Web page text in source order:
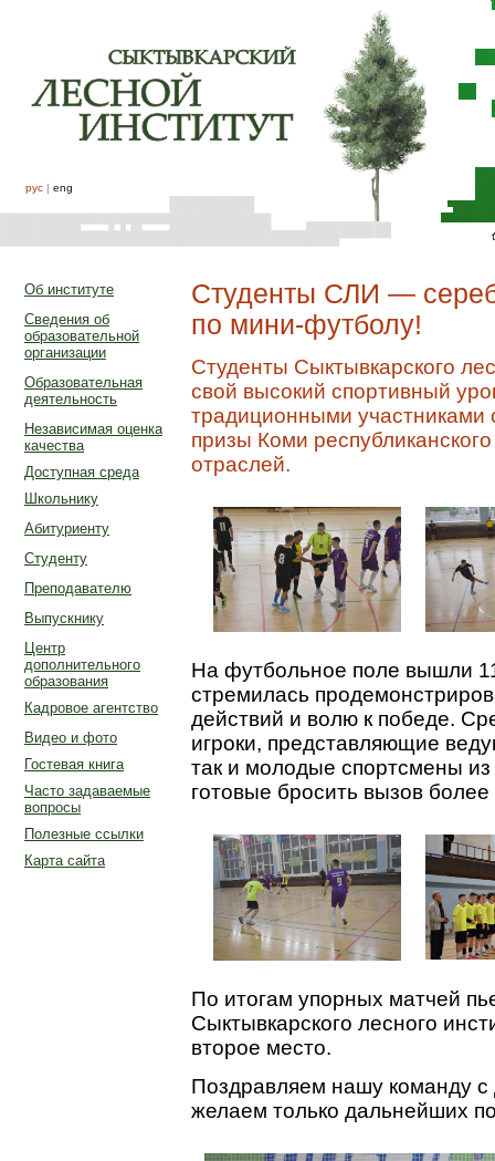
рус | eng
Об институте
Сведения об
образовательной
организации
Образовательная
деятельность
Независимая оценка
качества
Доступная среда
Школьнику
Абитуриенту
Студенту
Преподавателю
Выпускнику
Центр
дополнительного
образования
Кадровое агентство
Видео и фото
Гостевая книга
Часто задаваемые
вопросы
Полезные ссылки
Карта сайта
Студенты СЛИ —
по мини-футболу!
Студенты Сыктывкарского
свой высокий спортивный
традиционными
призы Коми
отраслей.
На футбольное поле вышли
стремилась
действий и волю к победе.
игроки, представляющие
так и молодые спортсмены
готовые бросить вызов
По итогам упорных матчей
Сыктывкарского лесного
второе место.
Поздравляем нашу команду
желаем только дальнейших